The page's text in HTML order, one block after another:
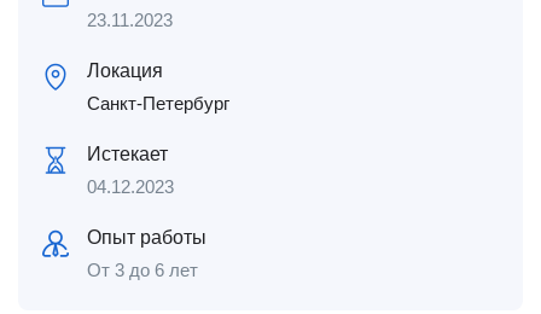
23.11.2023
Локация
Санкт-Петербург
Истекает
04.12.2023
Опыт работы
От 3 до 6 лет